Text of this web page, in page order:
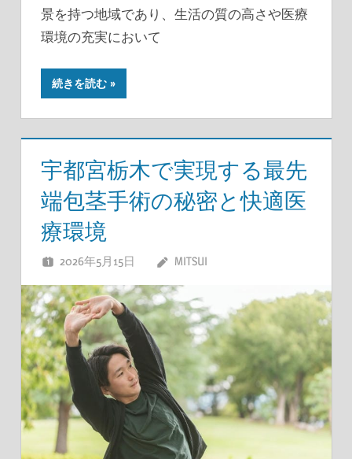
景を持つ地域であり、生活の質の高さや医療
環境の充実において
続きを読む
宇都宮栃木で実現する最先
端包茎手術の秘密と快適医
療環境
2026年5月15日 MITSUI